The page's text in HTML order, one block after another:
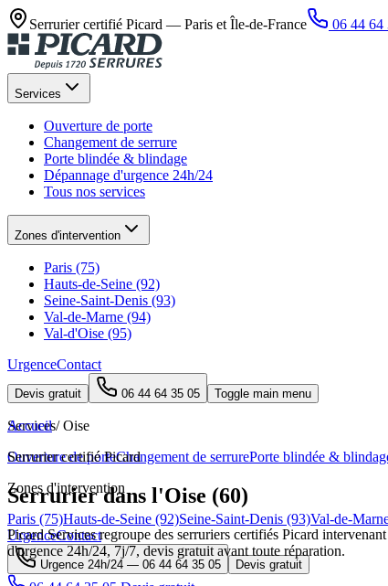
Serrurier certifié Picard — Paris et Île-de-France 06 44 64
Services
Ouverture de porte
Changement de serrure
Porte blindée & blindage
Dépannage d'urgence 24h/24
Tous nos services
Zones d'intervention
Paris (75)
Hauts-de-Seine (92)
Seine-Saint-Denis (93)
Val-de-Marne (94)
Val-d'Oise (95)
UrgenceContact
Devis gratuit 06 44 64 35 05 Toggle main menu
Services
Ouverture de porteChangement de serrurePorte blindée &
Zones d'intervention
Paris (75)Hauts-de-Seine (92)Seine-Saint-Denis (93)Val-de-
UrgenceContact
Urgence 24h/24 — 06 44 64 35 05 Devis gratuit
Accueil / Oise
Serrurier certifié Picard
Serrurier dans l'Oise (60)
Picard Services regroupe des serruriers certifiés Picard
d'urgence 24h/24, 7j/7, devis gratuit avant toute réparation.